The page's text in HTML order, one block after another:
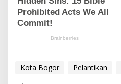
Kota Bogor Pelantikan